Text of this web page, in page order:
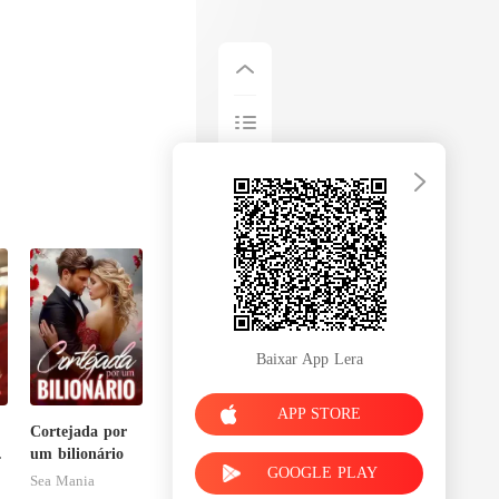
Cortejada por
um bilionário
Sea Mania
Baixar App Lera
APP STORE
GOOGLE PLAY